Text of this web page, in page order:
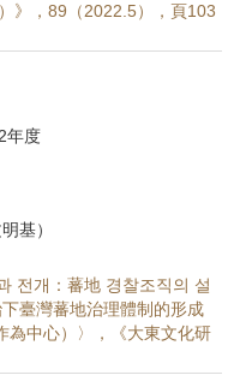
》，89（2022.5），頁103
年度
基）
전개：蕃地 경찰조직의 설
臺灣蕃地治理體制的形成
為中心）〉，《大東文化研